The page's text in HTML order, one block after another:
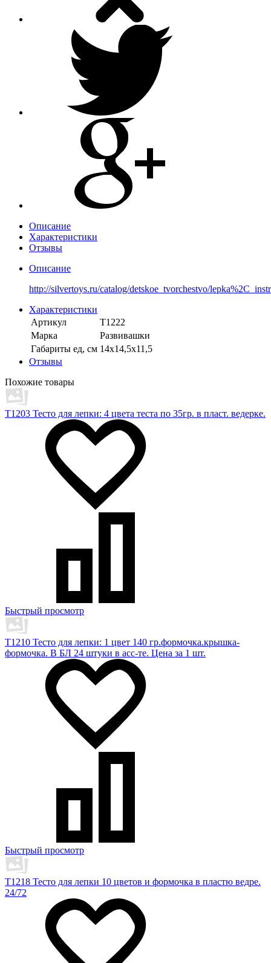
Описание
Характеристики
Отзывы
Описание
http://silvertoys.ru/catalog/detskoe_tvorchestvo/
Характеристики
Артикул
T1222
Марка
Развивашки
Габариты ед, см 14х14,5х11,5
Отзывы
Похожие товары
T1203 Тесто для лепки: 4 цвета теста по 35гр. в пласт. ведерке.
Быстрый просмотр
T1210 Тесто для лепки: 1 цвет 140 гр.формочка.крышка-
формочка. В БЛ 24 штуки в асс-те. Цена за 1 шт.
Быстрый просмотр
T1218 Тесто для лепки 10 цветов и формочка в пластю ведре.
24/72